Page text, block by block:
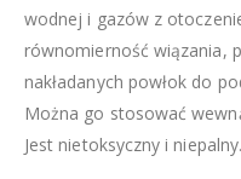
wodnej i gazów z
równomierność wiązania,
nakładanych powłok do
Można go stosować
Jest nietoksyczny i niepalny.